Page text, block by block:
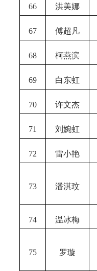
66 洪美娜
67 傅超凡
68 柯燕滨
69 白东虹
70 许文杰
71 刘婉虹
72 雷小艳
73 潘淇玟
74 温冰梅
75 罗璇